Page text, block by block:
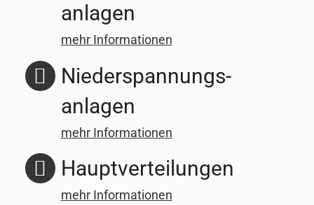
anlagen
mehr Informationen
Niederspannungs­
anlagen
mehr Informationen
Hauptver­teilungen
mehr Informationen